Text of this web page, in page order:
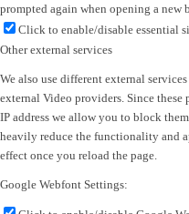
prompted again when opening a new
Click to enable/disable essential
Other external services
We also use different external
external Video providers. Since
IP address we allow you to block
heavily reduce the functionality and
effect once you reload the page.
Google Webfont Settings: